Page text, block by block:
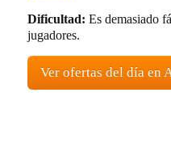
Dificultad: Es demasiado
jugadores.
Ver ofertas del día en